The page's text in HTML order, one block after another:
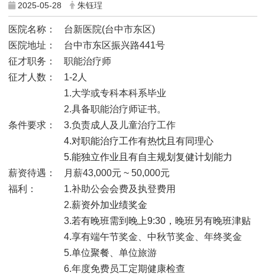
2025-05-28 朱钰珵
医院名称：
台新医院(台中市东区)
医院地址：
台中市东区振兴路441号
征才职务：
职能治疗师
征才人数：
1-2 人
条件要求：
1.大学或专科本科系毕业
2.具备职能治疗师证书。
3.负责成人及儿童治疗工作
4.对职能治疗工作有热忱且有同理心
5.能独立作业且有自主规划复健计划能力
薪资待遇：
月薪43,000元 ~ 50,000元
福利：
1.补助公会会费及执登费用
2.薪资外加业绩奖金
3.若有晚班需到晚上9:30，晚班另有晚班津贴
4.享有端午节奖金、中秋节奖金、年终奖金
5.单位聚餐、单位旅游
6.年度免费员工定期健康检查